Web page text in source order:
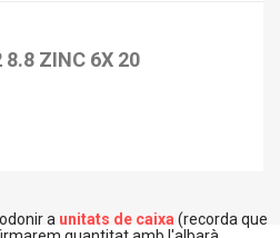
8.8 ZINC 6X 20
a unitats de caixa (recorda que